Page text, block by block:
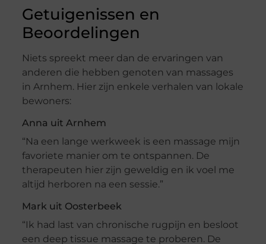
Getuigenissen en
Beoordelingen
Niets spreekt meer dan de ervaringen van
anderen die hebben genoten van massages
in Arnhem. Hier zijn enkele verhalen van lokale
bewoners:
Anna uit Arnhem
“Na een lange werkweek is een massage mijn
favoriete manier om te ontspannen. De
therapeuten hier zijn geweldig en ik voel me
altijd herboren na een sessie.”
Mark uit Oosterbeek
“Ik had last van chronische rugpijn en besloot
een deep tissue massage te proberen. De